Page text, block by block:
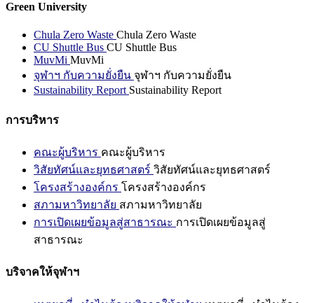
Green University
Chula Zero Waste Chula Zero Waste
CU Shuttle Bus CU Shuttle Bus
MuvMi MuvMi
จุฬาฯ กับความยั่งยืน จุฬาฯ กับความยั่งยืน
Sustainability Report Sustainability Report
การบริหาร
คณะผู้บริหาร คณะผู้บริหาร
วิสัยทัศน์และยุทธศาสตร์ วิสัยทัศน์และยุทธศาสตร์
โครงสร้างองค์กร โครงสร้างองค์กร
สภามหาวิทยาลัย สภามหาวิทยาลัย
การเปิดเผยข้อมูลสู่สาธารณะ การเปิดเผยข้อมูลสู่
สาธารณะ
บริจาคให้จุฬาฯ